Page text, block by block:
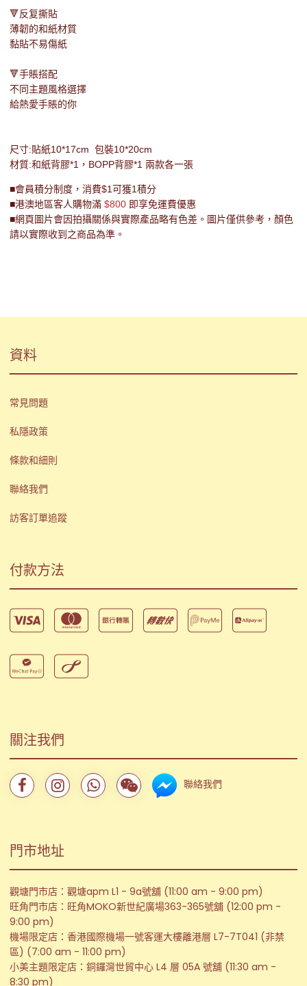
🔻反复撕貼
薄韌的和紙材質
黏貼不易傷紙
🔻手賬搭配
不同主題風格選擇
給熱愛手賬的你
尺寸:貼紙10*17cm 包裝10*20cm
材質:和紙背膠*1，BOPP背膠*1 兩款各一張
■會員積分制度，消費$1可獲1積分
■港澳地區客人購物滿 $800 即享免運費優惠
■網頁圖片會因拍攝關係與實際產品略有色差。圖片僅供參考，顏色
請以實際收到之商品為準。
資料
常見問題
私隱政策
條款和細則
聯絡我們
訪客訂單追蹤
付款方法
關注我們
聯絡我們
門市地址
觀塘門市店：觀塘apm L1 - 9a號舖 (11:00 am - 9:00 pm)
旺角門市店：旺角MOKO新世紀廣場363-365號舖 (12:00 pm -
9:00 pm)
機場限定店：香港國際機場一號客運大樓離港層 L7-7T041 (非禁
區) (7:00 am - 11:00 pm)
小美主題限定店：銅鑼灣世貿中心 L4 層 05A 號舖 (11:30 am -
8:30 pm)